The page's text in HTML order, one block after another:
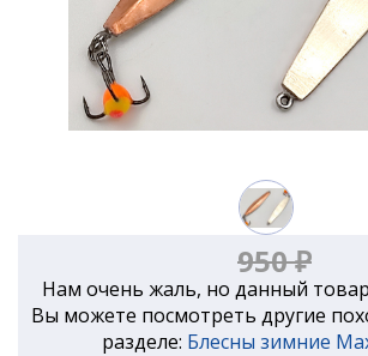
950 ₽
Нам очень жаль, но данный товар
Вы можете посмотреть другие
разделе: Блесны зимние